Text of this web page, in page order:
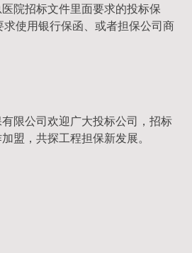
院招标文件里面要求的投标保
求使用银行保函、或者担保公司商
限公司欢迎广大投标公司，招标
盟，共探工程担保新发展。